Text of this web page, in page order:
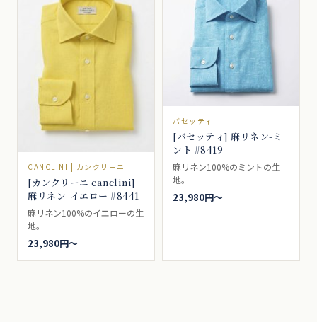
CANCLINI | カンクリーニ
[カンクリーニ canclini]
麻リネン-イエロー #8441
麻リネン100%のイエローの生
地。
23,980円〜
バセッティ
[バセッティ] 麻リネン-ミ
ント #8419
麻リネン100%のミントの生
地。
23,980円〜